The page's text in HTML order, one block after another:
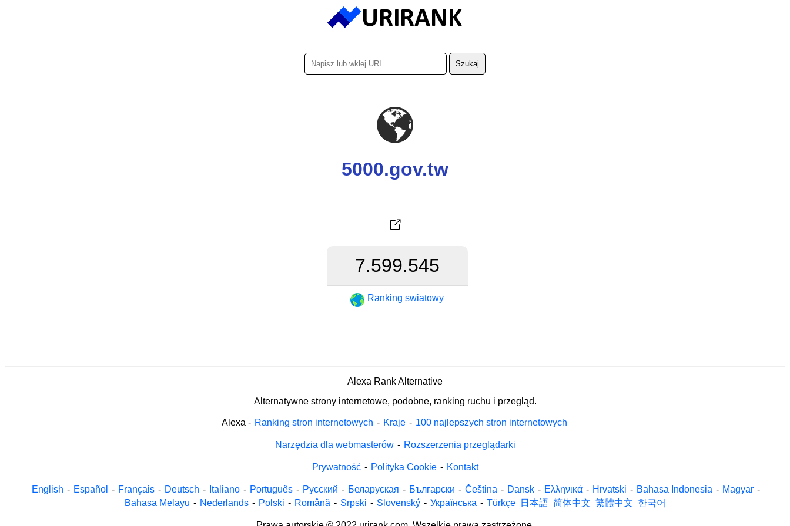
5000.gov.tw
7.599.545
Ranking swiatowy
Alexa Rank Alternative
Alternatywne strony internetowe, podobne, ranking ruchu i przegląd.
Alexa - Ranking stron internetowych - Kraje - 100 najlepszych stron internetowych
Narzędzia dla webmasterów - Rozszerzenia przeglądarki
Prywatność - Polityka Cookie - Kontakt
English - Español - Français - Deutsch - Italiano - Português - Русский - Беларуская - Български - Čeština - Dansk - Ελληνικά - Hrvatski - Bahasa Indonesia - Magyar -
Bahasa Melayu - Nederlands - Polski - Română - Srpski - Slovenský - Українська - Türkçe 日本語 简体中文 繁體中文 한국어